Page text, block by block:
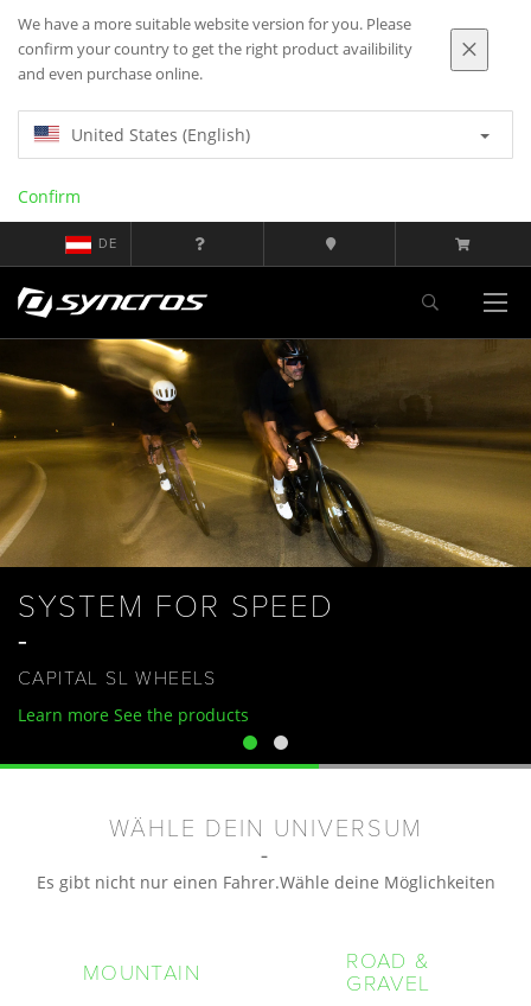
We have a more suitable website version for you. Please
confirm your country to get the right product availibility
and even purchase online.
United States (English)
Confirm
DE
SYSTEM FOR SPEED
CAPITAL SL WHEELS
Learn more See the products
WÄHLE DEIN UNIVERSUM
Es gibt nicht nur einen Fahrer.Wähle deine Möglichkeiten
MOUNTAIN
ROAD &
GRAVEL